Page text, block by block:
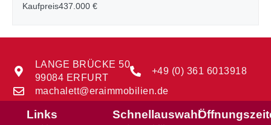
Kaufpreis437.000 €
LANGE BRÜCKE 50
99084 ERFURT
+49 (0) 361 6013918
machalett@eraimmobilien.de
Links Schnellauswahl